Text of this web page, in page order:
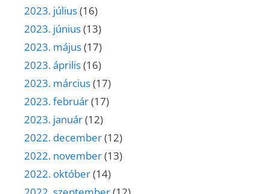
2023. július(16)
2023. június(13)
2023. május(17)
2023. április(16)
2023. március(17)
2023. február(17)
2023. január(12)
2022. december(12)
2022. november(13)
2022. október(14)